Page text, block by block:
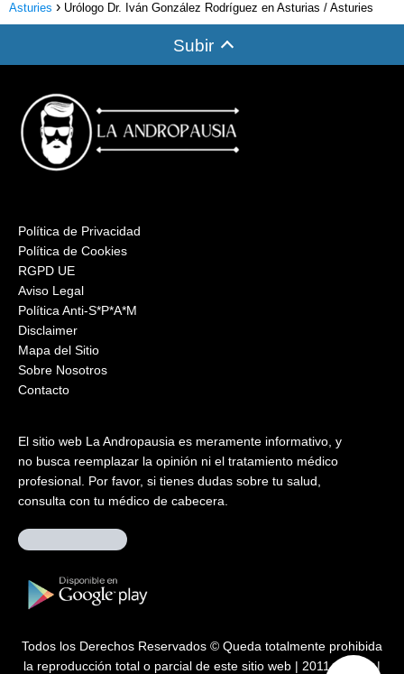
Asturies
Urólogo Dr. Iván González Rodríguez en Asturias / Asturies
Subir
Política de Privacidad
Política de Cookies
RGPD UE
Aviso Legal
Política Anti-S*P*A*M
Disclaimer
Mapa del Sitio
Sobre Nosotros
Contacto
El sitio web La Andropausia es meramente informativo, y
no busca reemplazar la opinión ni el tratamiento médico
profesional. Por favor, si tienes dudas sobre tu salud,
consulta con tu médico de cabecera.
Todos los Derechos Reservados © Queda totalmente prohibida
la reproducción total o parcial de este sitio web | 2011 – 2026 |